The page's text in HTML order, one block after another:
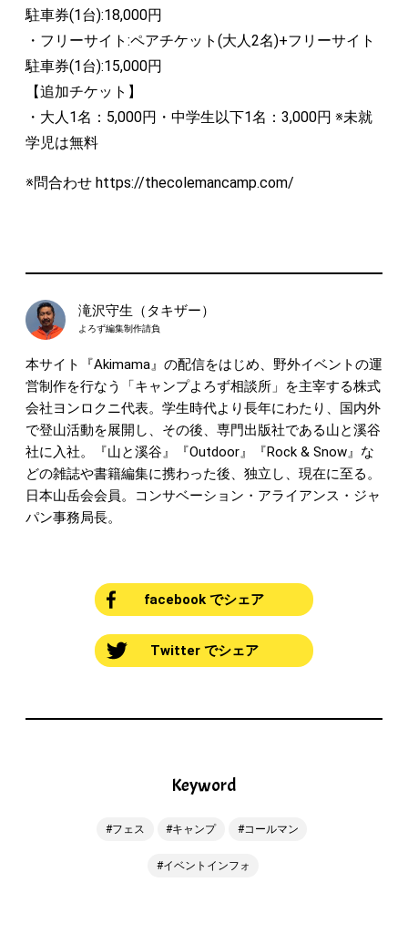
駐車券(1台):18,000円
・フリーサイト:ペアチケット(大人2名)+フリーサイト
駐車券(1台):15,000円
【追加チケット】
・大人1名：5,000円・中学生以下1名：3,000円 ※未就
学児は無料
※問合わせ https://thecolemancamp.com/
滝沢守生（タキザー）
よろず編集制作請負
本サイト『Akimama』の配信をはじめ、野外イベントの運
営制作を行なう「キャンプよろず相談所」を主宰する株式
会社ヨンロクニ代表。学生時代より長年にわたり、国内外
で登山活動を展開し、その後、専門出版社である山と溪谷
社に入社。『山と溪谷』『Outdoor』『Rock & Snow』な
どの雑誌や書籍編集に携わった後、独立し、現在に至る。
日本山岳会会員。コンサベーション・アライアンス・ジャ
パン事務局長。
facebook でシェア
Twitter でシェア
Keyword
フェス キャンプ コールマン
イベントインフォ